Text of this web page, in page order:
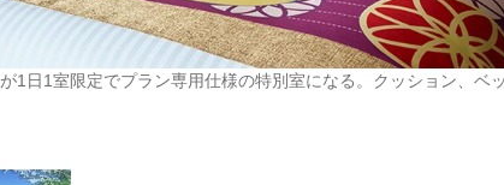
1日1室限定でプラン専用仕様の特別室になる。クッション、ベ